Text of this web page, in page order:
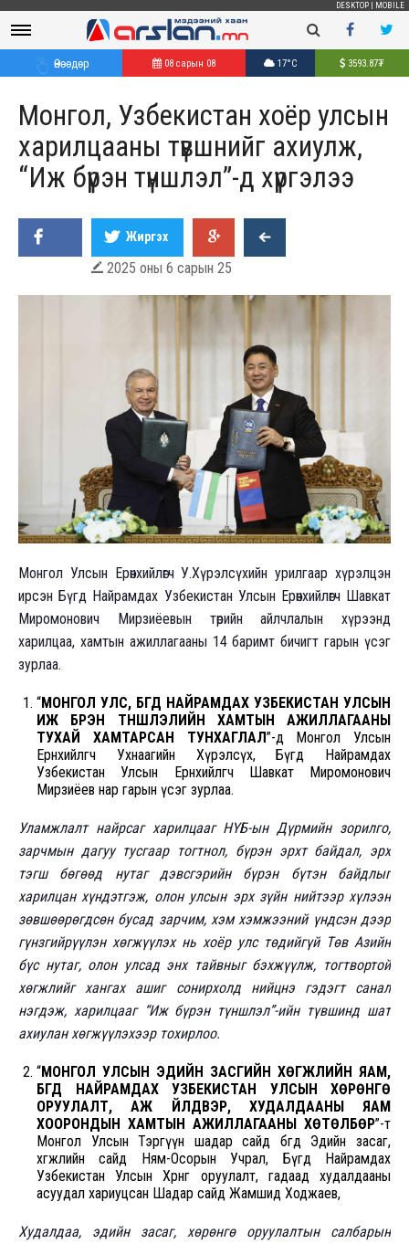
DESKTOP MOBILE
Өнөөдөр 08 сарын 08 17°C 3593.87₮
Монгол, Узбекистан хоёр улсын
харилцааны түвшнийг ахиулж,
“Иж бүрэн түншлэл”-д хүргэлээ
Жиргэх
 2025 оны 6 сарын 25
Монгол Улсын Ерөнхийлөгч У.Хүрэлсүхийн урилгаар хүрэлцэн
ирсэн Бүгд Найрамдах Узбекистан Улсын Ерөнхийлөгч Шавкат
Миромонович Мирзиёевын төрийн айлчлалын хүрээнд
харилцаа, хамтын ажиллагааны 14 баримт бичигт гарын үсэг
зурлаа.
“МОНГОЛ УЛС, БҮГД НАЙРАМДАХ УЗБЕКИСТАН УЛСЫН
ИЖ БҮРЭН ТҮНШЛЭЛИЙН ХАМТЫН АЖИЛЛАГААНЫ
ТУХАЙ ХАМТАРСАН ТУНХАГЛАЛ”-д Монгол Улсын
Ерөнхийлөгч Ухнаагийн Хүрэлсүх, Бүгд Найрамдах
Узбекистан Улсын Ерөнхийлөгч Шавкат Миромонович
Мирзиёев нар гарын үсэг зурлаа.
Уламжлалт найрсаг харилцааг НҮБ-ын Дүрмийн зорилго,
зарчмын дагуу тусгаар тогтнол, бүрэн эрхт байдал, эрх
тэгш бөгөөд нутаг дэвсгэрийн бүрэн бүтэн байдлыг
харилцан хүндэтгэж, олон улсын эрх зүйн нийтээр хүлээн
зөвшөөрөгдсөн бусад зарчим, хэм хэмжээний үндсэн дээр
гүнзгийрүүлэн хөгжүүлэх нь хоёр улс төдийгүй Төв Азийн
бүс нутаг, олон улсад энх тайвныг бэхжүүлж, тогтвортой
хөгжлийг хангах ашиг сонирхолд нийцнэ гэдэгт санал
нэгдэж, харилцааг “Иж бүрэн түншлэл”-ийн түвшинд шат
ахиулан хөгжүүлэхээр тохирлоо.
“МОНГОЛ УЛСЫН ЭДИЙН ЗАСГИЙН ХӨГЖЛИЙН ЯАМ,
БҮГД НАЙРАМДАХ УЗБЕКИСТАН УЛСЫН ХӨРӨНГӨ
ОРУУЛАЛТ, АЖ ҮЙЛДВЭР, ХУДАЛДААНЫ ЯАМ
ХООРОНДЫН ХАМТЫН АЖИЛЛАГААНЫ ХӨТӨЛБӨР”-т
Монгол Улсын Тэргүүн шадар сайд бөгөөд Эдийн засаг,
хөгжлийн сайд Ням-Осорын Учрал, Бүгд Найрамдах
Узбекистан Улсын Хөрөнгө оруулалт, гадаад худалдааны
асуудал хариуцсан Шадар сайд Жамшид Ходжаев,
Худалдаа, эдийн засаг, хөрөнгө оруулалтын салбарын